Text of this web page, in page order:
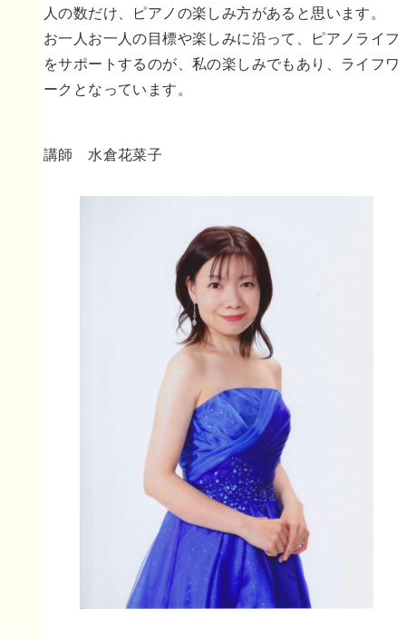
人の数だけ、ピアノの楽しみ方があると思います。
お一人お一人の目標や楽しみに沿って、ピアノライフ
をサポートするのが、私の楽しみでもあり、ライフワ
ークとなっています。
講師 水倉花菜子